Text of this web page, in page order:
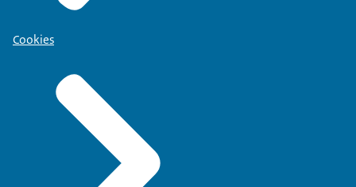
Cookies